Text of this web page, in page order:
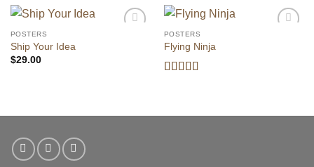
POSTERS
Ship Your Idea
$29.00
POSTERS
Flying Ninja